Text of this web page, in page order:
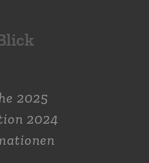
2025
2024